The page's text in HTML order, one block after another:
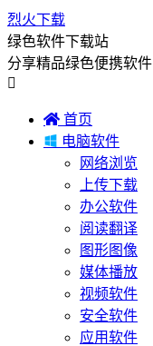
烈火下载
绿色软件下载站
分享精品绿色便携软件

 首页
 电脑软件
网络浏览
上传下载
办公软件
阅读翻译
图形图像
媒体播放
视频软件
安全软件
应用软件